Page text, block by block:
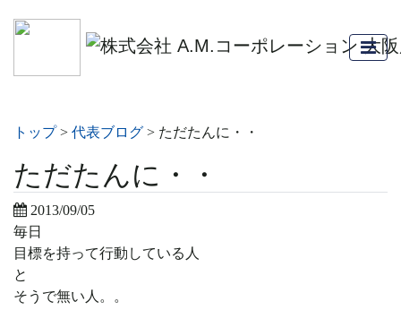
トップ> 代表ブログ > ただたんに・・
ただたんに・・
2013/09/05
毎日
目標を持って行動している人
と
そうで無い人。。